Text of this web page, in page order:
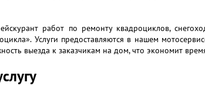
работ по ремонту квадроциклов,
Услуги предоставляются в нашем
выезда к заказчикам на дом, что экономит